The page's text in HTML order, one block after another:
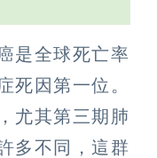
是全球死亡率
死因第一位。
尤其第三期肺
多不同，這群